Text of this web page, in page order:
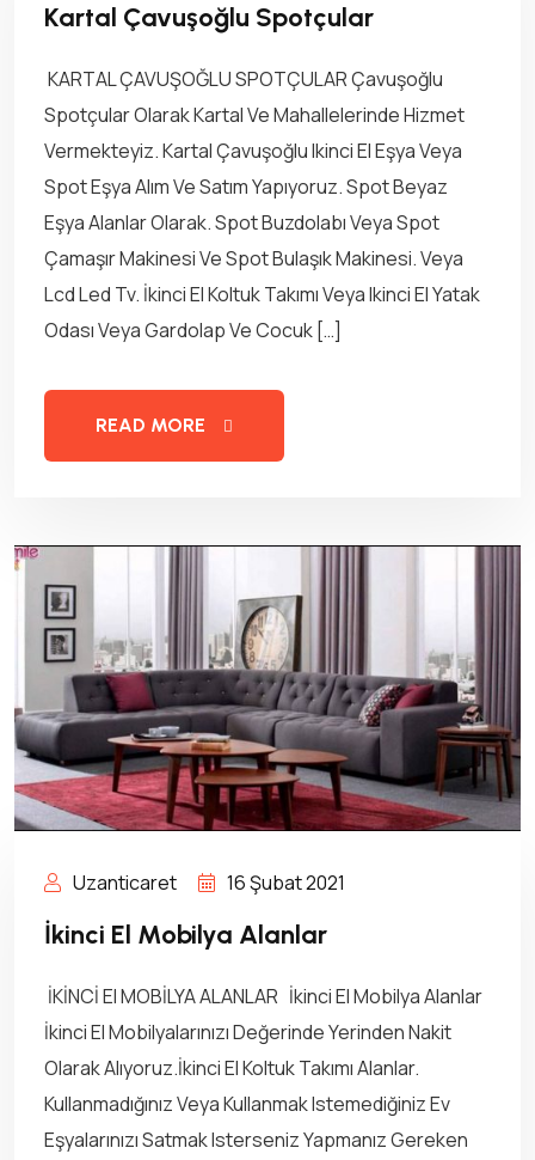
Kartal Çavuşoğlu Spotçular
KARTAL ÇAVUŞOĞLU SPOTÇULAR Çavuşoğlu
Spotçular Olarak Kartal Ve Mahallelerinde Hizmet
Vermekteyiz. Kartal Çavuşoğlu Ikinci El Eşya Veya
Spot Eşya Alım Ve Satım Yapıyoruz. Spot Beyaz
Eşya Alanlar Olarak. Spot Buzdolabı Veya Spot
Çamaşır Makinesi Ve Spot Bulaşık Makinesi. Veya
Lcd Led Tv. İkinci El Koltuk Takımı Veya Ikinci El Yatak
Odası Veya Gardolap Ve Cocuk […]
READ MORE
Uzanticaret 16 Şubat 2021
İkinci El Mobilya Alanlar
İKİNCİ El MOBİLYA ALANLAR İkinci El Mobilya Alanlar
İkinci El Mobilyalarınızı Değerinde Yerinden Nakit
Olarak Alıyoruz.İkinci El Koltuk Takımı Alanlar.
Kullanmadığınız Veya Kullanmak Istemediğiniz Ev
Eşyalarınızı Satmak Isterseniz Yapmanız Gereken